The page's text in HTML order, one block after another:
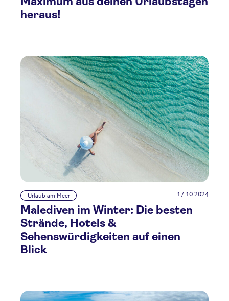
heraus!
Urlaub am Meer 17.10.2024
Malediven im Winter: Die besten
Strände, Hotels &
Sehenswürdigkeiten auf einen
Blick